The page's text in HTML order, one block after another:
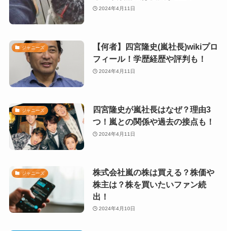
2024年4月11日
ジャニーズ
【何者】四宮隆史(嵐社長)wikiプロ
フィール！学歴経歴や評判も！
2024年4月11日
ジャニーズ
四宮隆史が嵐社長はなぜ？理由3
つ！嵐との関係や過去の接点も！
2024年4月11日
ジャニーズ
株式会社嵐の株は買える？株価や
株主は？株を買いたいファン続
出！
2024年4月10日